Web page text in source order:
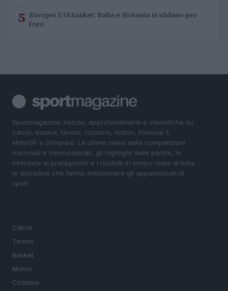
5 Europei U18 basket: Italia e Slovenia si sfidano per
l’oro
Sportmagazine: notizie, approfondimenti e classifiche su
calcio, basket, tennis, ciclismo, motori, Formula 1,
MotoGP e Olimpiadi. Le ultime news dalle competizioni
nazionali e internazionali, gli highlight delle partite, le
interviste ai protagonisti e i risultati in tempo reale di tutte
le discipline che fanno emozionare gli appassionati di
sport.
Calcio
Tennis
Basket
Motori
Ciclismo